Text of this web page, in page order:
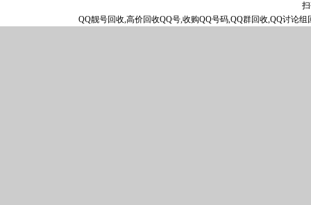
QQ靓号回收,高价回收QQ号,收购QQ号码,QQ群回收,QQ讨论